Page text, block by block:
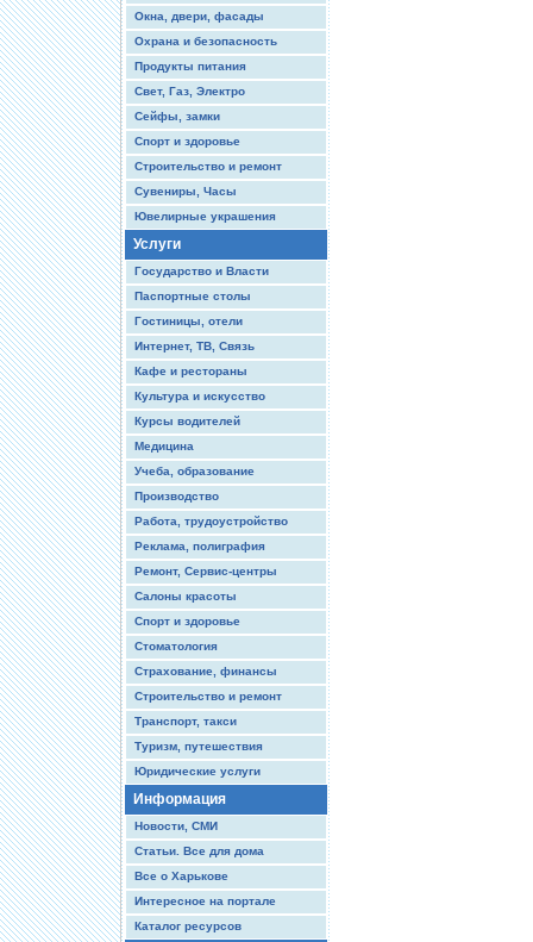
Окна, двери, фасады
Охрана и безопасность
Продукты питания
Свет, Газ, Электро
Сейфы, замки
Спорт и здоровье
Строительство и ремонт
Сувениры, Часы
Ювелирные украшения
Услуги
Государство и Власти
Паспортные столы
Гостиницы, отели
Интернет, ТВ, Связь
Кафе и рестораны
Культура и искусство
Курсы водителей
Медицина
Учеба, образование
Производство
Работа, трудоустройство
Реклама, полиграфия
Ремонт, Сервис-центры
Салоны красоты
Спорт и здоровье
Стоматология
Страхование, финансы
Строительство и ремонт
Транспорт, такси
Туризм, путешествия
Юридические услуги
Информация
Новости, СМИ
Статьи. Все для дома
Все о Харькове
Интересное на портале
Каталог ресурсов